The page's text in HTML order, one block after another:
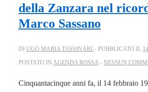
della Zanzara nel
Marco Sassano
DI UGO MARIA TASSINARI PUBBLICATO IL
POSTATO IN AGENDA ROSSA NESSUN
Cinquantacinque anni fa, il 14 febbraio